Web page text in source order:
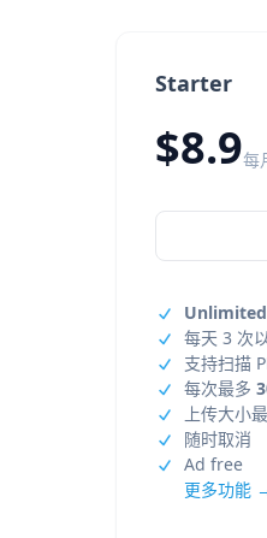
Starter
$8.9每
Unlimited
每天 3 次
支持扫描
每次最多
上传大小
随时取消
Ad free
更多功能